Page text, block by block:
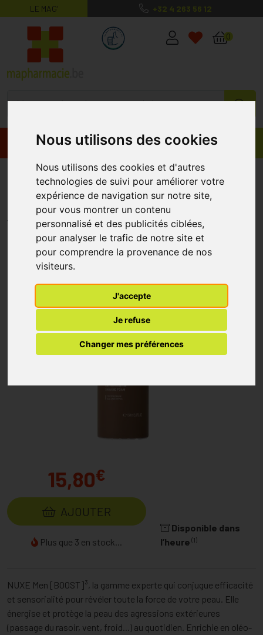
Nous utilisons des cookies
Nous utilisons des cookies et d'autres
technologies de suivi pour améliorer votre
expérience de navigation sur notre site,
pour vous montrer un contenu
personnalisé et des publicités ciblées,
pour analyser le trafic de notre site et
pour comprendre la provenance de nos
visiteurs.
J'accepte
Je refuse
Changer mes préférences
LE MAG’ +32 4 263 56 12
MaPharmacie.be ma santé, mes
0
Promos Produits
Nuxe Men Boost Mousse à Raser
150ml
15,80€
AJOUTER
Plus que 3 en stock...
Disponible dans
l’heure (1)
NUXE Men [BOOST]³, la gamme experte qui conjugue efficacité
et sensorialité pour révéler toute la force de votre peau. Elle
énergise et protège la peau des agressions extérieures
(passage du rasoir, vent, froid...) au quotidien. Enrichie en oléo-